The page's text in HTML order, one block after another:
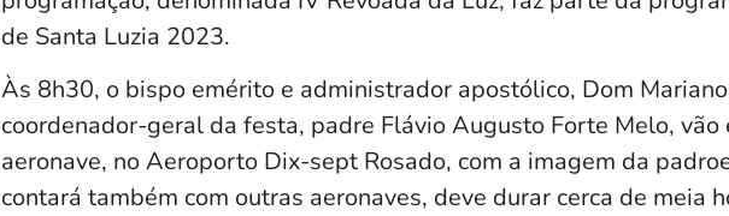
de Santa Luzia 2023.
Às 8h30, o bispo emérito e administrador apostólico, Dom
coordenador-geral da festa, padre Flávio Augusto Forte Melo, vão
aeronave, no Aeroporto Dix-sept Rosado, com a imagem da
contará também com outras aeronaves, deve durar cerca de meia